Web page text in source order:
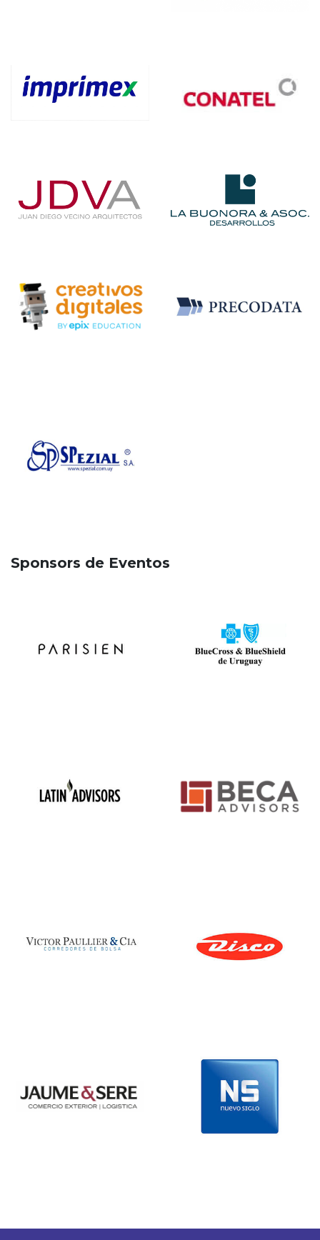
Sponsors de Eventos